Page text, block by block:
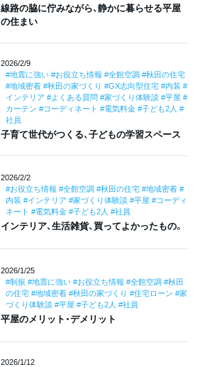
線路の脇に佇みながら、静かに暮らせる平屋
の住まい
2026/2/9
#地震に強い #お役立ち情報 #全館空調 #秋田の住宅
#地域密着 #秋田の家づくり #GX志向型住宅 #内装 #
インテリア #よくある質問 #家づくり体験談 #平屋 #
カーテン #コーディネート #電気料金 #子ども2人 #
社員
子育て世代がつくる、子どもの学習スペース
2026/2/2
#お役立ち情報 #全館空調 #秋田の住宅 #地域密着 #
内装 #インテリア #家づくり体験談 #平屋 #コーディ
ネート #電気料金 #子ども2人 #社員
インテリア、生活雑貨、買ってよかったもの。
2026/1/25
#制振 #地震に強い #お役立ち情報 #全館空調 #秋田
の住宅 #地域密着 #秋田の家づくり #住宅ローン #家
づくり体験談 #平屋 #子ども2人 #社員
平屋のメリット・デメリット
2026/1/12